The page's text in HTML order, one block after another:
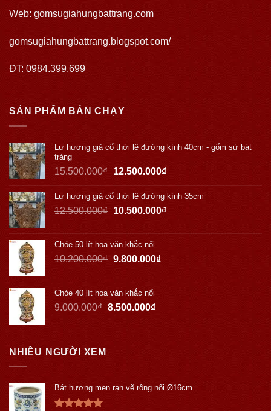
Web: gomsugiahungbattrang.com
gomsugiahungbattrang.blogspot.com/
ĐT: 0984.399.699
SẢN PHẨM BÁN CHẠY
Lư hương giả cổ thời lê đường kính 40cm - gốm sứ bát
tràng
15.500.000₫ 12.500.000₫
Lư hương giả cổ thời lê đường kính 35cm
12.500.000₫ 10.500.000₫
Chóe 50 lít hoa văn khắc nổi
10.200.000₫ 9.800.000₫
Chóe 40 lít hoa văn khắc nổi
9.000.000₫ 8.500.000₫
NHIỀU NGƯỜI XEM
Bát hương men rạn vẽ rồng nổi Ø16cm